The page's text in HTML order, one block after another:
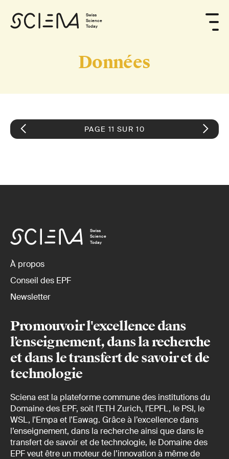
Swiss
Science
Today
Données
PAGE 11 SUR 10
Swiss
Science
Today
À propos
Conseil des EPF
Newsletter
Promouvoir l'excellence dans
l’enseignement, dans la recherche
et dans le transfert de savoir et de
technologie
Sciena est la plateforme commune des institutions du
Domaine des EPF, soit l'ETH Zurich, l'EPFL, le PSI, le
WSL, l'Empa et l'Eawag. Grâce à l’excellence dans
l’enseignement, dans la recherche ainsi que dans le
transfert de savoir et de technologie, le Domaine des
EPF veut être un moteur de l’innovation à même de